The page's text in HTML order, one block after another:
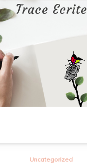
Trace Ecrite
Uncategorized